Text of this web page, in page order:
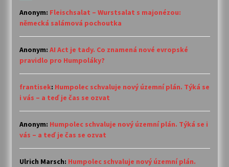
Anonym: Fleischsalat – Wurstsalat s majonézou:
německá salámová pochoutka
Anonym: AI Act je tady. Co znamená nové evropské
pravidlo pro Humpoláky?
frantisek: Humpolec schvaluje nový územní plán. Týká se
i vás – a teď je čas se ozvat
Anonym: Humpolec schvaluje nový územní plán. Týká se i
vás – a teď je čas se ozvat
Ulrich Marsch: Humpolec schvaluje nový územní plán.